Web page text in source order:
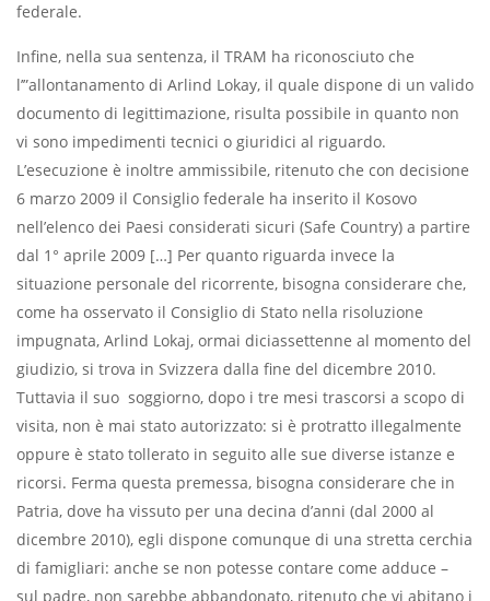
federale.
Infine, nella sua sentenza, il TRAM ha riconosciuto che
l’”allontanamento di Arlind Lokay, il quale dispone di un valido
documento di legittimazione, risulta possibile in quanto non
vi sono impedimenti tecnici o giuridici al riguardo.
L’esecuzione è inoltre ammissibile, ritenuto che con decisione
6 marzo 2009 il Consiglio federale ha inserito il Kosovo
nell’elenco dei Paesi considerati sicuri (Safe Country) a partire
dal 1° aprile 2009 […] Per quanto riguarda invece la
situazione personale del ricorrente, bisogna considerare che,
come ha osservato il Consiglio di Stato nella risoluzione
impugnata, Arlind Lokaj, ormai diciassettenne al momento del
giudizio, si trova in Svizzera dalla fine del dicembre 2010.
Tuttavia il suo soggiorno, dopo i tre mesi trascorsi a scopo di
visita, non è mai stato autorizzato: si è protratto illegalmente
oppure è stato tollerato in seguito alle sue diverse istanze e
ricorsi. Ferma questa premessa, bisogna considerare che in
Patria, dove ha vissuto per una decina d’anni (dal 2000 al
dicembre 2010), egli dispone comunque di una stretta cerchia
di famigliari: anche se non potesse contare ­come adduce –
sul padre, non sarebbe abbandonato, ritenuto che vi abitano i